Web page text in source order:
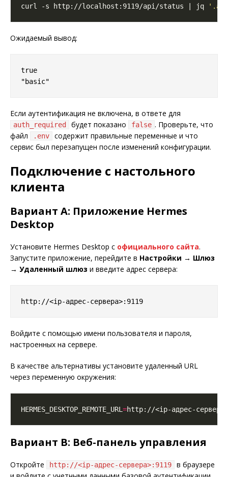
curl -s http://localhost:9119/api/status | jq
Ожидаемый вывод:
true
Если аутентификация не включена, в ответе для
auth_required будет показано false . Проверьте, что
файл
.env
содержит правильные переменные и что
сервис был перезапущен после изменений конфигурации.
Подключение с настольного
клиента
Вариант A: Приложение Hermes
Desktop
Установите Hermes Desktop с официального сайта.
Запустите приложение, перейдите в Настройки → Шлюз
→ Удаленный шлюз и введите адрес сервера:
Войдите с помощью имени пользователя и пароля,
настроенных на сервере.
В качестве альтернативы установите удаленный URL
через переменную окружения:
HERMES_DESKTOP_REMOTE_URL=
Вариант B: Веб-панель управления
Откройте http://<ip-адрес-сервера>:9119
в браузере